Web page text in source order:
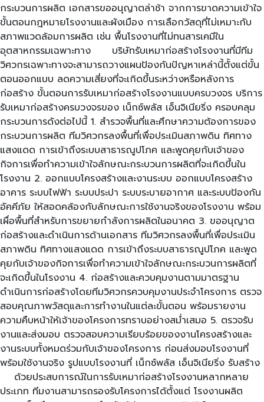
กระบวนการผลิต เอกสารขออนุญาตล่าช้า จากการขาดความเข้าใจ
ขั้นตอนกฎหมายโรงงานและผังเมือง การเลือกวัสดุที่ไม่เหมาะกับ
สภาพแวดล้อมการผลิต เช่น พื้นโรงงานที่ไม่ทนสารเคมีใน
อุตสาหกรรมเฉพาะทาง บริษัทรับเหมาก่อสร้างโรงงานที่มีทีม
วิศวกรเฉพาะทางจะสามารถวางแผนป้องกันปัญหาเหล่านี้ตั้งแต่ขั้น
ตอนออกแบบ ลดความเสี่ยงที่จะเกิดขึ้นระหว่างหรือหลังการ
ก่อสร้าง ขั้นตอนการรับเหมาก่อสร้างโรงงานแบบครบวงจร บริการ
รับเหมาก่อสร้างครบวงจรของ เน็กซ์พลัส เอ็นจิเนียริ่ง ครอบคลุม
กระบวนการดังต่อไปนี้ 1. สำรวจพื้นที่และศึกษาความต้องการของ
กระบวนการผลิต ทีมวิศวกรลงพื้นที่เพื่อประเมินสภาพดิน ทิศทาง
แสงแดด การเข้าถึงระบบสาธารณูปโภค และพูดคุยกับเจ้าของ
กิจการเพื่อทำความเข้าใจลักษณะกระบวนการผลิตที่จะเกิดขึ้นใน
โรงงาน 2. ออกแบบโครงสร้างและงานระบบ ออกแบบโครงสร้าง
อาคาร ระบบไฟฟ้า ระบบประปา ระบบระบายอากาศ และระบบป้องกัน
อัคคีภัย ให้สอดคล้องกับลักษณะการใช้งานจริงของโรงงาน พร้อม
เผื่อพื้นที่สำหรับการขยายกำลังการผลิตในอนาคต 3. ขออนุญาต
ก่อสร้างและดำเนินการด้านเอกสาร ทีมวิศวกรลงพื้นที่เพื่อประเมิน
สภาพดิน ทิศทางแสงแดด การเข้าถึงระบบสาธารณูปโภค และพูด
คุยกับเจ้าของกิจการเพื่อทำความเข้าใจลักษณะกระบวนการผลิตที่
จะเกิดขึ้นในโรงงาน 4. ก่อสร้างและควบคุมงานตามมาตรฐาน
ดำเนินการก่อสร้างโดยทีมวิศวกรควบคุมงานประจำโครงการ ตรวจ
สอบคุณภาพวัสดุและการทำงานในแต่ละขั้นตอน พร้อมรายงาน
ความคืบหน้าให้เจ้าของโครงการทราบอย่างสม่ำเสมอ 5. ตรวจรับ
งานและส่งมอบ ตรวจสอบความเรียบร้อยของงานโครงสร้างและ
งานระบบทั้งหมดร่วมกับเจ้าของโครงการ ก่อนส่งมอบโรงงานที่
พร้อมใช้งานจริง รูปแบบโรงงานที่ เน็กซ์พลัส เอ็นจิเนียริ่ง รับสร้าง
ด้วยประสบการณ์ในการรับเหมาก่อสร้างโรงงานหลากหลาย
ประเภท ทีมงานสามารถรองรับโครงการได้ตั้งแต่ โรงงานผลิต